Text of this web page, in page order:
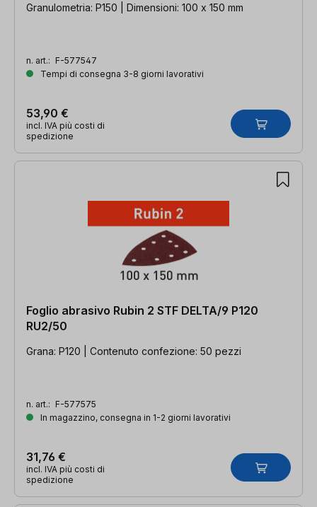
Granulometria: P150 | Dimensioni: 100 x 150 mm
n. art.: F-577547
Tempi di consegna 3-8 giorni lavorativi
53,90 €
incl. IVA più costi di
spedizione
Foglio abrasivo Rubin 2 STF DELTA/9 P120
RU2/50
Grana: P120 | Contenuto confezione: 50 pezzi
n. art.: F-577575
In magazzino, consegna in 1-2 giorni lavorativi
31,76 €
incl. IVA più costi di
spedizione